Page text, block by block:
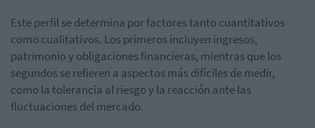
Este perfil se determina por factores tanto cuantitativos
como cualitativos. Los primeros incluyen ingresos,
patrimonio y obligaciones financieras, mientras que los
segundos se refieren a aspectos más difíciles de medir,
como la tolerancia al riesgo y la reacción ante las
fluctuaciones del mercado.